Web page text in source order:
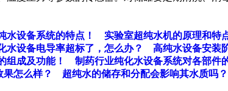
水设备系统的特点！ 实验室超纯水机的原理和特
水设备电导率超标了，怎么办？ 高纯水设备安装
组成及功能！ 制药行业纯化水设备系统对各部件
怎么样？ 超纯水的储存和分配会影响其水质吗？